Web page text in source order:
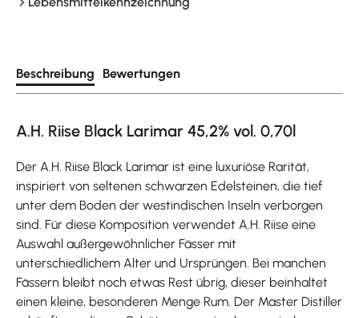
Beschreibung Bewertungen
A.H. Riise Black Larimar 45,2% vol. 0,70l
Der A.H. Riise Black Larimar ist eine luxuriöse Rarität,
inspiriert von seltenen schwarzen Edelsteinen, die tief
unter dem Boden der westindischen Inseln verborgen
sind. Für diese Komposition verwendet A.H. Riise eine
Auswahl außergewöhnlicher Fässer mit
unterschiedlichem Alter und Ursprüngen. Bei manchen
Fässern bleibt noch etwas Rest übrig, dieser beinhaltet
einen kleine, besonderen Menge Rum. Der Master Distiller